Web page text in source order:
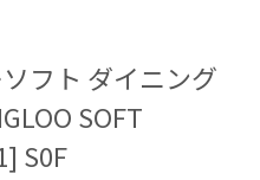
フト ダイニング
SOFT
S0F